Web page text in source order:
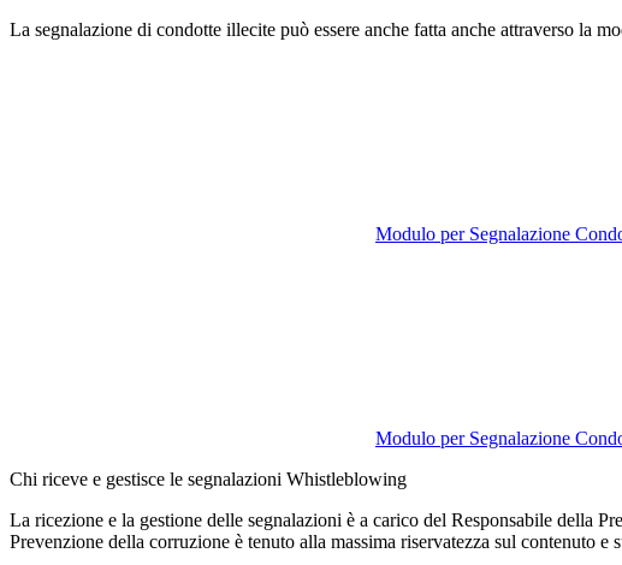
La segnalazione di condotte illecite può essere anche fatta anche attraverso la
Modulo per Segnalazione
Modulo per Segnalazione
Chi riceve e gestisce le segnalazioni Whistleblowing
La ricezione e la gestione delle segnalazioni è a carico del Responsabile della
Prevenzione della corruzione è tenuto alla massima riservatezza sul contenuto